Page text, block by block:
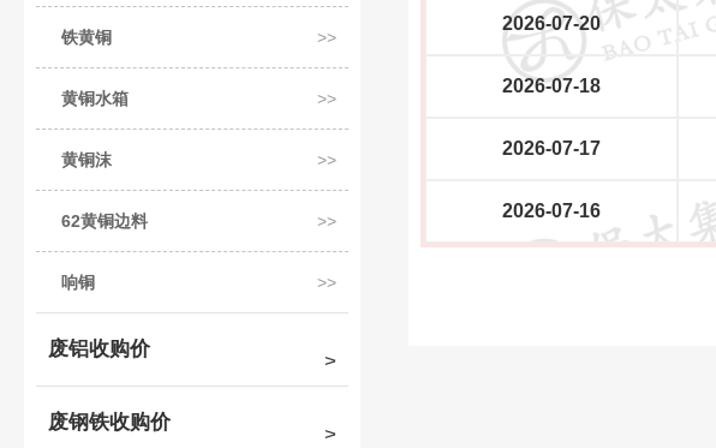
铁黄铜
黄铜水箱
黄铜沫
62黄铜边料
响铜
废铝收购价
废钢铁收购价
2026-07-20
2026-07-18
2026-07-17
2026-07-16